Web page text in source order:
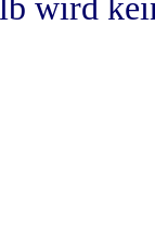
wird